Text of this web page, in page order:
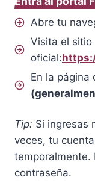
Abre tu
Visita el sitio
oficial:
En la página
Tip: Si ingresas
veces, tu
temporalmente.
contraseña.